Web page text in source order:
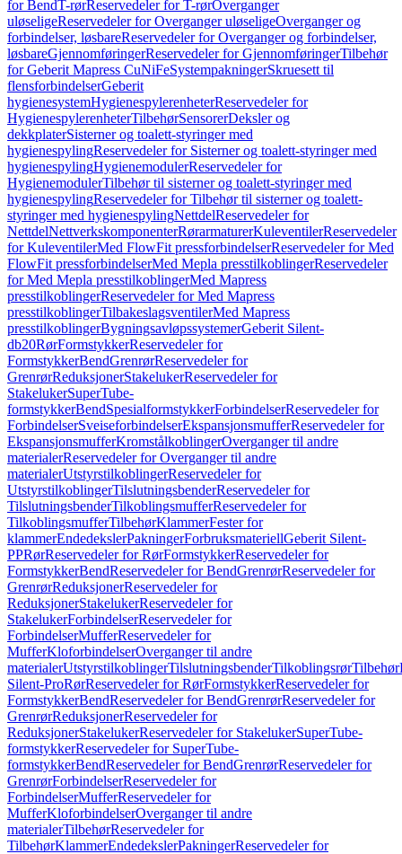
for BendT-rørReservedeler for T-rørOverganger
uløseligeReservedeler for Overganger uløseligeOverganger og
forbindelser, løsbareReservedeler for Overganger og forbindelser,
løsbareGjennomføringerReservedeler for GjennomføringerTilbehør
for Geberit Mapress CuNiFeSystempakningerSkruesett til
flensforbindelserGeberit
hygienesystemHygienespylerenheterReservedeler for
HygienespylerenheterTilbehørSensorerDeksler og
dekkplaterSisterner og toalett-styringer med
hygienespylingReservedeler for Sisterner og toalett-styringer med
hygienespylingHygienemodulerReservedeler for
HygienemodulerTilbehør til sisterner og toalett-styringer med
hygienespylingReservedeler for Tilbehør til sisterner og toalett-
styringer med hygienespylingNettdelReservedeler for
NettdelNettverkskomponenterRørarmaturerKuleventilerReservedeler
for KuleventilerMed FlowFit pressforbindelserReservedeler for Med
FlowFit pressforbindelserMed Mepla presstilkoblingerReservedeler
for Med Mepla presstilkoblingerMed Mapress
presstilkoblingerReservedeler for Med Mapress
presstilkoblingerTilbakeslagsventilerMed Mapress
presstilkoblingerBygningsavløpssystemerGeberit Silent-
db20RørFormstykkerReservedeler for
FormstykkerBendGrenrørReservedeler for
GrenrørReduksjonerStakelukerReservedeler for
StakelukerSuperTube-
formstykkerBendSpesialformstykkerForbindelserReservedeler for
ForbindelserSveiseforbindelserEkspansjonsmufferReservedeler for
EkspansjonsmufferKromstålkoblingerOverganger til andre
materialerReservedeler for Overganger til andre
materialerUtstyrstilkoblingerReservedeler for
UtstyrstilkoblingerTilslutningsbenderReservedeler for
TilslutningsbenderTilkoblingsmufferReservedeler for
TilkoblingsmufferTilbehørKlammerFester for
klammerEndedekslerPakningerForbruksmateriellGeberit Silent-
PPRørReservedeler for RørFormstykkerReservedeler for
FormstykkerBendReservedeler for BendGrenrørReservedeler for
GrenrørReduksjonerReservedeler for
ReduksjonerStakelukerReservedeler for
StakelukerForbindelserReservedeler for
ForbindelserMufferReservedeler for
MufferKloforbindelserOverganger til andre
materialerUtstyrstilkoblingerTilslutningsbenderTilkoblingsrørTilbehør
Silent-ProRørReservedeler for RørFormstykkerReservedeler for
FormstykkerBendReservedeler for BendGrenrørReservedeler for
GrenrørReduksjonerReservedeler for
ReduksjonerStakelukerReservedeler for StakelukerSuperTube-
formstykkerReservedeler for SuperTube-
formstykkerBendReservedeler for BendGrenrørReservedeler for
GrenrørForbindelserReservedeler for
ForbindelserMufferReservedeler for
MufferKloforbindelserOverganger til andre
materialerTilbehørReservedeler for
TilbehørKlammerEndedekslerPakningerReservedeler for